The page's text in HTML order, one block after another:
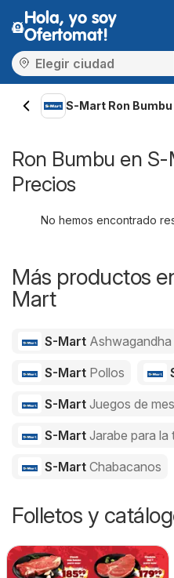
Hola, yo soy
Ofertomat!
S-Mart Ron Bumbu
Ron Bumbu en
Precios
No hemos encontrado
Más productos
Mart
S-Mart Ashwagandha
S-Mart Pollos
S-Mart Juegos de
S-Mart Jarabe para la
S-Mart Chabacanos
Folletos y